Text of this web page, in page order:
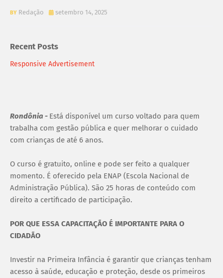
Redação setembro 14, 2025
Recent Posts
Responsive Advertisement
Rondônia - Está disponível um curso voltado para quem
trabalha com gestão pública e quer melhorar o cuidado
com crianças de até 6 anos.
O curso é gratuito, online e pode ser feito a qualquer
momento. É oferecido pela ENAP (Escola Nacional de
Administração Pública). São 25 horas de conteúdo com
direito a certificado de participação.
POR QUE ESSA CAPACITAÇÃO É IMPORTANTE PARA O
CIDADÃO
Investir na Primeira Infância é garantir que crianças tenham
acesso à saúde, educação e proteção, desde os primeiros